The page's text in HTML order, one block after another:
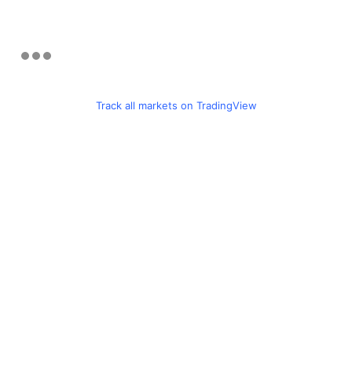
Track all markets on TradingView